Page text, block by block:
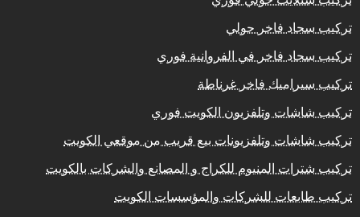
تركيب سجاد فاخر حولي
تركيب سجاد فاخر في الفروانية فوري
تركيب سيراميك فاخر غرناطة
تركيب شاشات وتلفزيون الكويت فوري
تركيب شاشات وتلفزيونات بيع قريب من موقعي الكويت
تركيب شترات المنيوم للكراج و المصانع والشركات بالكويت
تركيب طابعات للشركات والمؤسسات الكويت